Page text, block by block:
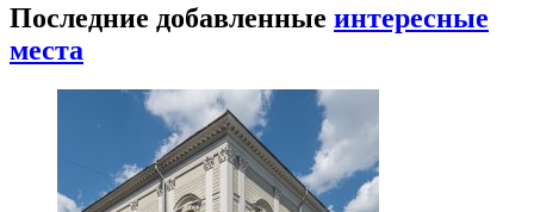
Последние добавленные интересные
места